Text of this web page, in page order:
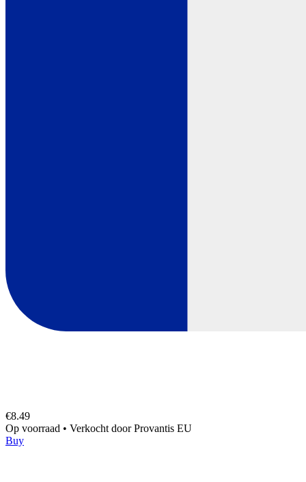
€8.49
Op voorraad • Verkocht doorProvantis EU
Buy